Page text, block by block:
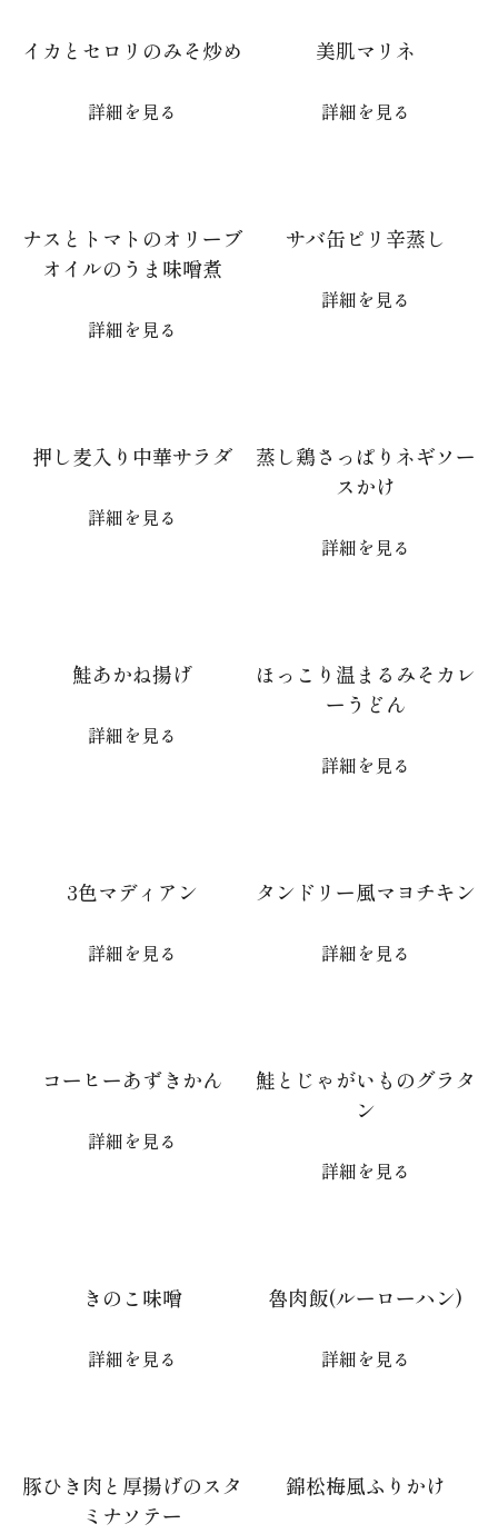
イカとセロリのみそ炒め
詳細を見る
美肌マリネ
詳細を見る
ナスとトマトのオリーブ
オイルのうま味噌煮
詳細を見る
サバ缶ピリ辛蒸し
詳細を見る
押し麦入り中華サラダ
詳細を見る
蒸し鶏さっぱりネギソー
スかけ
詳細を見る
鮭あかね揚げ
詳細を見る
ほっこり温まるみそカレ
ーうどん
詳細を見る
3色マディアン
詳細を見る
タンドリー風マヨチキン
詳細を見る
コーヒーあずきかん
詳細を見る
鮭とじゃがいものグラタ
ン
詳細を見る
きのこ味噌
詳細を見る
魯肉飯(ルーローハン)
詳細を見る
豚ひき肉と厚揚げのスタ
ミナソテー
錦松梅風ふりかけ